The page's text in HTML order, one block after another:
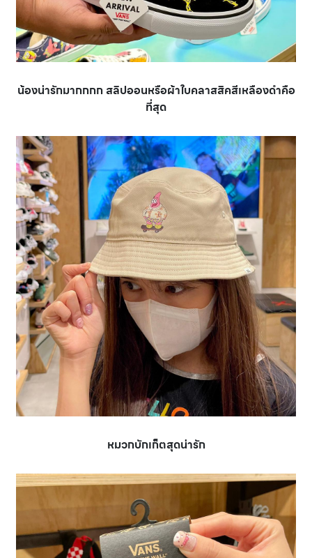
น้องน่ารักมากกกก สลิปออนหรือผ้าใบคลาสสิคสีเหลืองดำคือ
ที่สุด
หมวกบักเก็ตสุดน่ารัก